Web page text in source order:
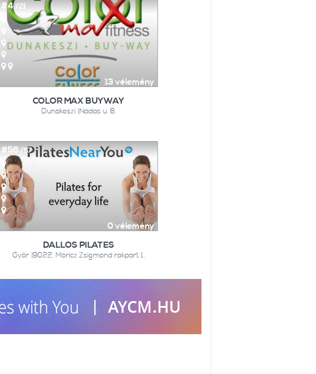
13 vélemény
#4/21
COLOR MAX BUYWAY
Dunakeszi |Nádas u. 8.
0 vélemény
#56/57
DALLOS PILATES
Győr |9022, Móricz Zsigmond rakpart 1.